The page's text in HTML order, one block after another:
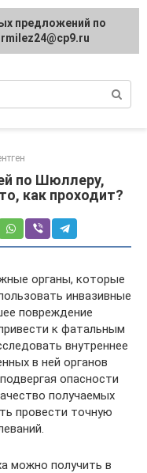
по Шюллеру,
как проходит?
органы, которые
инвазивные
повреждение
к фатальным
внутреннее
в ней органов
опасности
получаемых
провести точную
можно получить в
предложений по